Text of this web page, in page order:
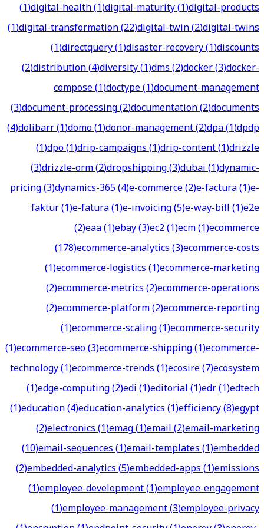
(1)digital-health(1)digital-maturity(1)digital-products
(1)digital-transformation(22)digital-twin(2)digital-twins
(1)directquery(1)disaster-recovery(1)discounts
(2)distribution(4)diversity(1)dms(2)docker(3)docker-
compose(1)doctype(1)document-management
(3)document-processing(2)documentation(2)documents
(4)dolibarr(1)domo(1)donor-management(2)dpa(1)dpdp
(1)dpo(1)drip-campaigns(1)drip-content(1)drizzle
(3)drizzle-orm(2)dropshipping(3)dubai(1)dynamic-
pricing(3)dynamics-365(4)e-commerce(2)e-factura(1)e-
faktur(1)e-fatura(1)e-invoicing(5)e-way-bill(1)e2e
(2)eaa(1)ebay(3)ec2(1)ecm(1)ecommerce
(178)ecommerce-analytics(3)ecommerce-costs
(1)ecommerce-logistics(1)ecommerce-marketing
(2)ecommerce-metrics(2)ecommerce-operations
(2)ecommerce-platform(2)ecommerce-reporting
(1)ecommerce-scaling(1)ecommerce-security
(1)ecommerce-seo(3)ecommerce-shipping(1)ecommerce-
technology(1)ecommerce-trends(1)ecosire(7)ecosystem
(1)edge-computing(2)edi(1)editorial(1)edr(1)edtech
(1)education(4)education-analytics(1)efficiency(8)egypt
(2)electronics(1)emag(1)email(2)email-marketing
(10)email-sequences(1)email-templates(1)embedded
(2)embedded-analytics(5)embedded-apps(1)emissions
(1)employee-development(1)employee-engagement
(1)employee-management(3)employee-privacy